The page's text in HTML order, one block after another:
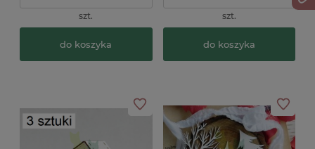
szt.
do koszyka
szt.
do koszyka